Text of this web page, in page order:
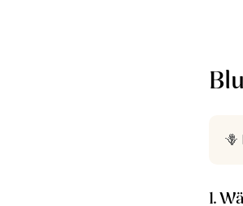
🪻
1.